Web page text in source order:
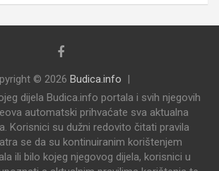
© 2026 Budica.info
dijela Budica.info portala i svih njegovih
automatski prihvaćate sva aktualna
Korisnici su dužni redovito čitati pravila
se da su kontinuiranim korištenjem
ili bilo kojeg njegovog dijela, korisnici u